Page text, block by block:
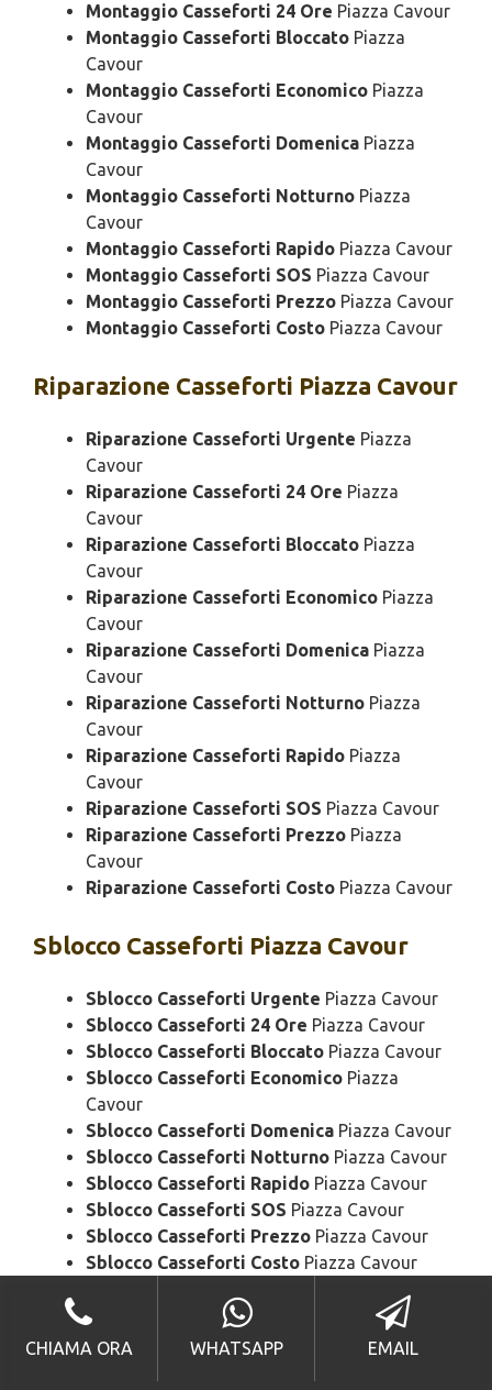
Montaggio Casseforti 24 Ore Piazza Cavour
Montaggio Casseforti Bloccato Piazza
Cavour
Montaggio Casseforti Economico Piazza
Cavour
Montaggio Casseforti Domenica Piazza
Cavour
Montaggio Casseforti Notturno Piazza
Cavour
Montaggio Casseforti Rapido Piazza Cavour
Montaggio Casseforti SOS Piazza Cavour
Montaggio Casseforti Prezzo Piazza Cavour
Montaggio Casseforti Costo Piazza Cavour
Riparazione Casseforti Piazza Cavour
Riparazione Casseforti Urgente Piazza
Cavour
Riparazione Casseforti 24 Ore Piazza
Cavour
Riparazione Casseforti Bloccato Piazza
Cavour
Riparazione Casseforti Economico Piazza
Cavour
Riparazione Casseforti Domenica Piazza
Cavour
Riparazione Casseforti Notturno Piazza
Cavour
Riparazione Casseforti Rapido Piazza
Cavour
Riparazione Casseforti SOS Piazza Cavour
Riparazione Casseforti Prezzo Piazza
Cavour
Riparazione Casseforti Costo Piazza Cavour
Sblocco Casseforti Piazza Cavour
Sblocco Casseforti Urgente Piazza Cavour
Sblocco Casseforti 24 Ore Piazza Cavour
Sblocco Casseforti Bloccato Piazza Cavour
Sblocco Casseforti Economico Piazza
Cavour
Sblocco Casseforti Domenica Piazza Cavour
Sblocco Casseforti Notturno Piazza Cavour
Sblocco Casseforti Rapido Piazza Cavour
Sblocco Casseforti SOS Piazza Cavour
Sblocco Casseforti Prezzo Piazza Cavour
Sblocco Casseforti Costo Piazza Cavour
Assistenza Casseforti Piazza Cavour
CHIAMA ORA WHATSAPP EMAIL